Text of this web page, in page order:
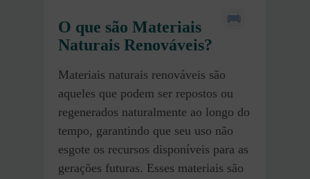
O que são Materiais
Naturais Renováveis?
Materiais naturais renováveis são
aqueles que podem ser repostos ou
regenerados naturalmente ao longo do
tempo, garantindo que seu uso não
esgote os recursos disponíveis para as
gerações futuras. Esses materiais são